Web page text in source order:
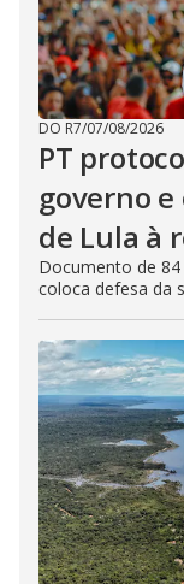
DO R7/07/08/2026
PT
governo
de Lula à
Documento de
coloca defesa da